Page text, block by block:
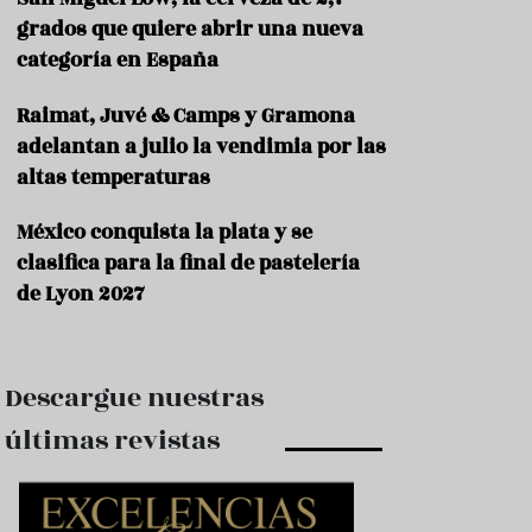
s
r
a
n
F
n
grados que quiere abrir una nueva
categoría en España
Raimat, Juvé & Camps y Gramona
adelantan a julio la vendimia por las
altas temperaturas
México conquista la plata y se
clasifica para la final de pastelería
de Lyon 2027
Descargue nuestras
últimas revistas